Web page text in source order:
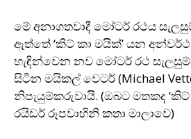
මේ අනාගතවාදී මෝටර් රථය
ඇත්තේ ‘කිට් කා මයික්’ යන
හැඳින්වෙන නව මෝටර් රථ
සිටින මයිකල් වෙටර් (Michael
නිපැයුම්කරුවායි. (ඔබට මතකද
රයිඩර් රූපවාහිනි කතා මාලාවෙ)